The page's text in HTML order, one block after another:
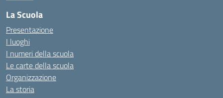
La Scuola
Presentazione
I luoghi
I numeri della scuola
Le carte della scuola
Organizzazione
La storia